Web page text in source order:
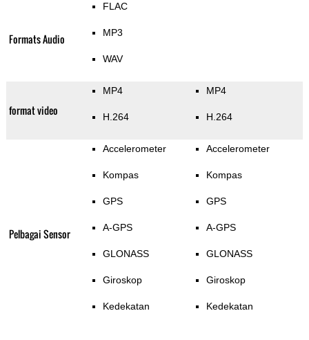
Formats Audio
FLAC
MP3
WAV
format video
MP4
H.264
MP4
H.264
Pelbagai Sensor
Accelerometer
Kompas
GPS
A-GPS
GLONASS
Giroskop
Kedekatan
Accelerometer
Kompas
GPS
A-GPS
GLONASS
Giroskop
Kedekatan